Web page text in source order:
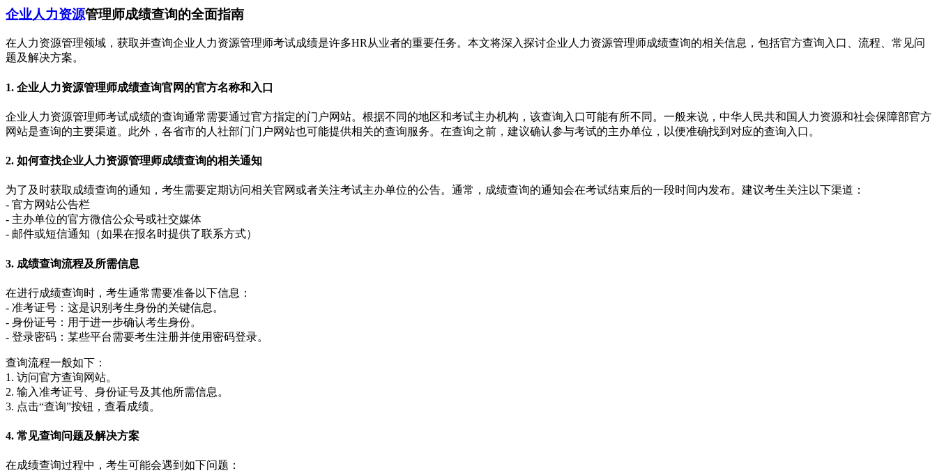
企业人力资源管理师成绩查询的全面指南
在人力资源管理领域，获取并查询企业人力资源管理师考试成绩是许多HR从业者的重要任务。本文将深入探讨企业人力资源管理师成绩查询的相关信息，包括官方查询入口、流程、常见问
题及解决方案。
1. 企业人力资源管理师成绩查询官网的官方名称和入口
企业人力资源管理师考试成绩的查询通常需要通过官方指定的门户网站。根据不同的地区和考试主办机构，该查询入口可能有所不同。一般来说，中华人民共和国人力资源和社会保障部官方
网站是查询的主要渠道。此外，各省市的人社部门门户网站也可能提供相关的查询服务。在查询之前，建议确认参与考试的主办单位，以便准确找到对应的查询入口。
2. 如何查找企业人力资源管理师成绩查询的相关通知
为了及时获取成绩查询的通知，考生需要定期访问相关官网或者关注考试主办单位的公告。通常，成绩查询的通知会在考试结束后的一段时间内发布。建议考生关注以下渠道：
- 官方网站公告栏
- 主办单位的官方微信公众号或社交媒体
- 邮件或短信通知（如果在报名时提供了联系方式）
3. 成绩查询流程及所需信息
在进行成绩查询时，考生通常需要准备以下信息：
- 准考证号：这是识别考生身份的关键信息。
- 身份证号：用于进一步确认考生身份。
- 登录密码：某些平台需要考生注册并使用密码登录。
查询流程一般如下：
1. 访问官方查询网站。
2. 输入准考证号、身份证号及其他所需信息。
3. 点击“查询”按钮，查看成绩。
4. 常见查询问题及解决方案
在成绩查询过程中，考生可能会遇到如下问题：